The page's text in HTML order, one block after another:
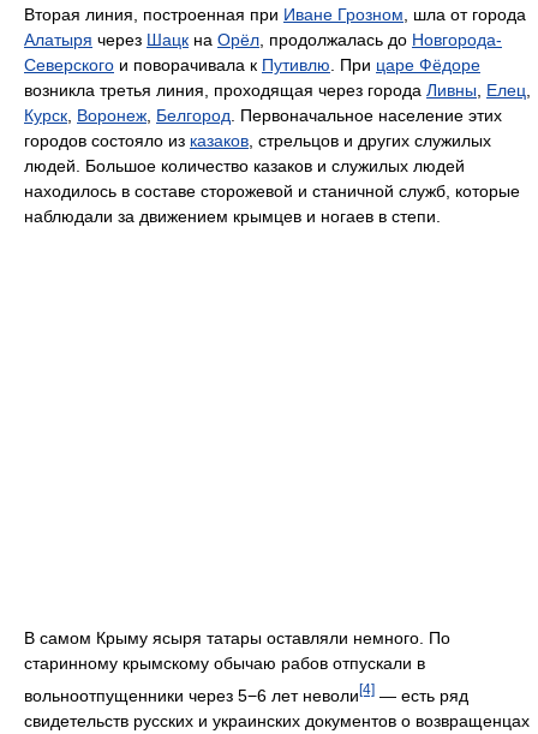
Вторая линия, построенная при Иване Грозном , шла от города
Алатыря через Шацк на Орёл , продолжалась до Новгорода-
Северского и поворачивала к Путивлю . При царе Фёдоре
возникла третья линия, проходящая через города Ливны Елец
Курск Воронеж Белгород . Первоначальное население этих
городов состояло из казаков , стрельцов и других служилых
людей. Большое количество казаков и служилых людей
находилось в составе сторожевой и станичной служб, которые
наблюдали за движением крымцев и ногаев в степи.
В самом Крыму ясыря татары оставляли немного. По
старинному крымскому обычаю рабов отпускали в
вольноотпущенники через 5−6 лет неволи[4] — есть ряд
свидетельств русских и украинских документов о возвращенцах